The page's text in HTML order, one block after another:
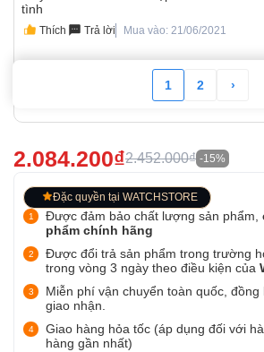
tình
Thích Trả lời Mua vào: 21/06/2021
1 2 ›
2.084.200₫2.452.000₫ -15%
Đặc quyền tại WATCHSTORE
Được đảm bảo chất lượng sản phẩm,
phẩm chính hãng
Được đổi trả sản phẩm trong trường
trong vòng 3 ngày theo điều kiện của
Miễn phí vận chuyển toàn quốc,
giao nhận.
Giao hàng hỏa tốc (áp dụng đối với
hàng gần nhất)